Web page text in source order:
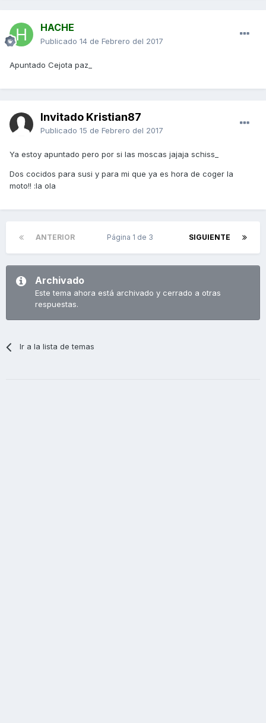
HACHE
Publicado 14 de Febrero del 2017
Apuntado Cejota paz_
Invitado Kristian87
Publicado 15 de Febrero del 2017
Ya estoy apuntado pero por si las moscas jajaja schiss_
Dos cocidos para susi y para mi que ya es hora de coger la
moto!! :la ola
ANTERIOR SIGUIENTE
Página 1 de 3
Archivado
Este tema ahora está archivado y cerrado a otras
respuestas.
Ir a la lista de temas